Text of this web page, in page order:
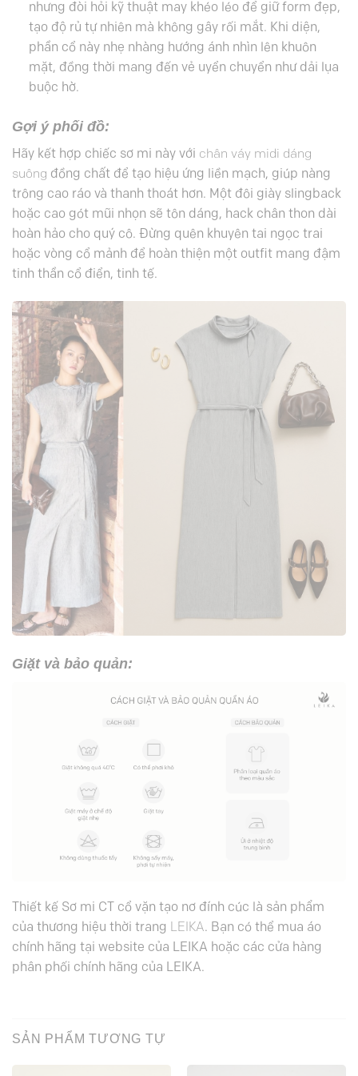
nhưng đòi hỏi kỹ thuật may khéo léo để giữ form đẹp,
tạo độ rủ tự nhiên mà không gây rối mắt. Khi diện,
phần cổ này nhẹ nhàng hướng ánh nhìn lên khuôn
mặt, đồng thời mang đến vẻ uyển chuyển như dải lụa
buộc hờ.
Gợi ý phối đồ:
Hãy kết hợp chiếc sơ mi này với chân váy midi dáng
suông đồng chất để tạo hiệu ứng liền mạch, giúp nàng
trông cao ráo và thanh thoát hơn. Một đôi giày slingback
hoặc cao gót mũi nhọn sẽ tôn dáng, hack chân thon dài
hoàn hảo cho quý cô. Đừng quên khuyên tai ngọc trai
hoặc vòng cổ mảnh để hoàn thiện một outfit mang đậm
tinh thần cổ điển, tinh tế.
Giặt và bảo quản:
Thiết kế Sơ mi CT cổ vặn tạo nơ đính cúc là sản phẩm
của thương hiệu thời trang LEIKA. Bạn có thể mua áo
chính hãng tại website của LEIKA hoặc các cửa hàng
phân phối chính hãng của LEIKA.
SẢN PHẨM TƯƠNG TỰ